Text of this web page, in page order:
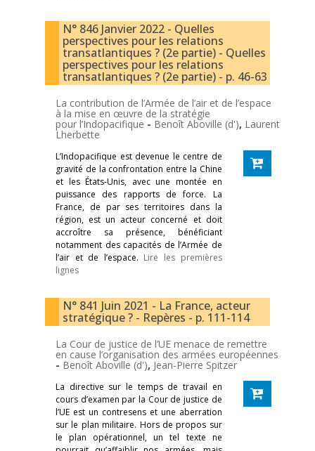
N° 846 Janvier 2022 - Quelles
perspectives pour les relations
transatlantiques ? (2e partie) - Quelles
perspectives pour les relations
transatlantiques ? (2e partie) - p. 46-63
La contribution de l’Armée de l’air et de l’espace
à la mise en œuvre de la stratégie
pour l’Indopacifique - Benoît Aboville (d'), Laurent
Lherbette
L’Indopacifique est devenue le centre de
gravité de la confrontation entre la Chine
et les États-Unis, avec une montée en
puissance des rapports de force. La
France, de par ses territoires dans la
région, est un acteur concerné et doit
accroître sa présence, bénéficiant
notamment des capacités de l’Armée de
l’air et de l’espace. Lire les premières
lignes
N° 841 Juin 2021 - La France, acteur
stratégique ? - Repères - p. 111-114
La Cour de justice de l’UE menace de remettre
en cause l’organisation des armées européennes
- Benoît Aboville (d'), Jean-Pierre Spitzer
La directive sur le temps de travail en
cours d’examen par la Cour de justice de
l’UE est un contresens et une aberration
sur le plan militaire. Hors de propos sur
le plan opérationnel, un tel texte ne